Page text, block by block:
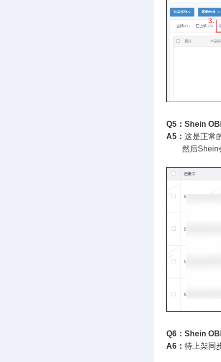
Q5：Shein
A5： 这是正常
然后Shein会
Q6：Shein
A6： 待上架同